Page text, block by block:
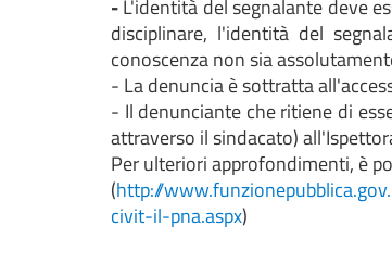
-L'identità del segnalante deve
disciplinare, l'identità del
conoscenza non sia
- La denuncia è sottratta
- Il denunciante che ritiene di
attraverso il sindacato)
Per ulteriori approfondimenti, è
(http://
civit-il-pna.aspx)